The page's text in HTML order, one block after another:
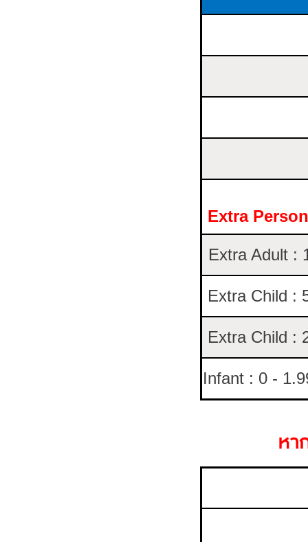
Extra
Extra Adult :
Extra Child :
Extra Child :
Infant : 0 -
หา